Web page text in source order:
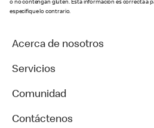
o no contengan gluten. Esta información es correcta a
especifique lo contrario.
Acerca de nosotros
Servicios
Comunidad
Contáctenos